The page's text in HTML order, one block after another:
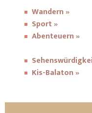
Wandern »
Sport »
Abenteuern »
Kis-Balaton »